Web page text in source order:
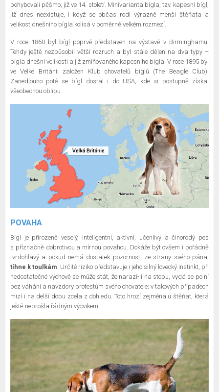
pohybovali pěšmo, již ve 14. století. Minivarianta bígla, tzv. kapesní bígl,
již dnes neexistuje, i když se občas rodí výrazně menší štěňata a
velikost dnešního bígla kolísá v poměrně velkém rozmezí.
V roce 1860 byl bígl poprvé představen na výstavě v Birminghamu.
Tehdy ještě nezpůsobil větší rozruch a byl stále dělen na dva typy –
bígla dnešní velikosti a již zmiňovaného kapesního bígla. V roce 1895 byl
ve Velké Británii založen Klub chovatelů bíglů (The Beagle Club).
Zanedlouho poté se bígl dostal i do USA, kde si postupně získal
všeobecnou oblibu.
POVAHA
Bígl je přirozeně veselý, inteligentní, aktivní, učenlivý a činorodý pes
s příznačně dobrotivou a mírnou povahou. Dokáže být ovšem i pořádně
tvrdohlavý a pokud nemá dostatek pozornosti ze strany svého pána,
tíhne k toulkám . Určité riziko představuje i jeho silný lovecký instinkt, při
nedostatečné výchově se může stát, že narazí-li na stopu, vydá se po ní
bez váhání a navzdory protestům svého chovatele; v takových případech
mizí i na delší dobu zcela z dohledu. Toto hrozí zejména u štěňat, která
ještě neprošla řádným výcvikem.